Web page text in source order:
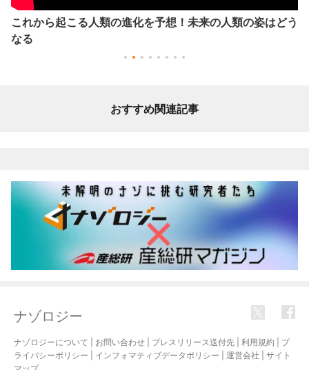
これから起こる人類の進化を予想！未来の人類の姿はどう
なる
おすすめ関連記事
ナゾロジー
ナゾロジーについて お問い合わせ プレスリリース送付先 利用規約
プ
ライバシーポリシー
インフォマティブデータポリシー 運営会社
サイト